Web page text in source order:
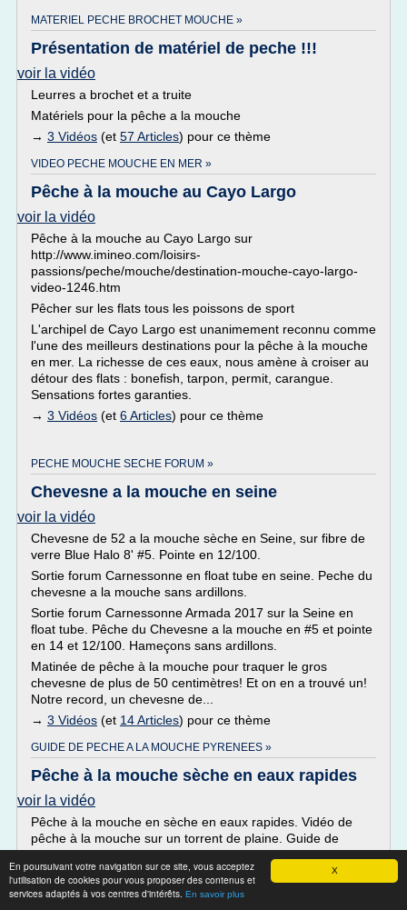
X
En poursuivant votre navigation sur ce site, vous acceptez
l'utilisation de cookies pour vous proposer des contenus et
services adaptés à vos centres d'intérêts. En savoir plus
MATERIEL PECHE BROCHET MOUCHE »
Présentation de matériel de peche !!!
voir la vidéo
Leurres a brochet et a truite
Matériels pour la pêche a la mouche
→ 3 Vidéos (et 57 Articles) pour ce thème
VIDEO PECHE MOUCHE EN MER »
Pêche à la mouche au Cayo Largo
voir la vidéo
Pêche à la mouche au Cayo Largo sur
http://www.imineo.com/loisirs-
passions/peche/mouche/destination-mouche-cayo-largo-
video-1246.htm
Pêcher sur les flats tous les poissons de sport
L'archipel de Cayo Largo est unanimement reconnu comme
l'une des meilleurs destinations pour la pêche à la mouche
en mer. La richesse de ces eaux, nous amène à croiser au
détour des flats : bonefish, tarpon, permit, carangue.
Sensations fortes garanties.
→ 3 Vidéos (et 6 Articles) pour ce thème
PECHE MOUCHE SECHE FORUM »
Chevesne a la mouche en seine
voir la vidéo
Chevesne de 52 a la mouche sèche en Seine, sur fibre de
verre Blue Halo 8' #5. Pointe en 12/100.
Sortie forum Carnessonne en float tube en seine. Peche du
chevesne a la mouche sans ardillons.
Sortie forum Carnessonne Armada 2017 sur la Seine en
float tube. Pêche du Chevesne a la mouche en #5 et pointe
en 14 et 12/100. Hameçons sans ardillons.
Matinée de pêche à la mouche pour traquer le gros
chevesne de plus de 50 centimètres! Et on en a trouvé un!
Notre record, un chevesne de...
→ 3 Vidéos (et 14 Articles) pour ce thème
GUIDE DE PECHE A LA MOUCHE PYRENEES »
Pêche à la mouche sèche en eaux rapides
voir la vidéo
Pêche à la mouche en sèche en eaux rapides. Vidéo de
pêche à la mouche sur un torrent de plaine. Guide de
pêche spécialiste de la truite dans les Pyrénées. D'autres
infos sur mon site et mon blog professionnels.
Site pro http://www.stagepechetruite.com & Blog pro